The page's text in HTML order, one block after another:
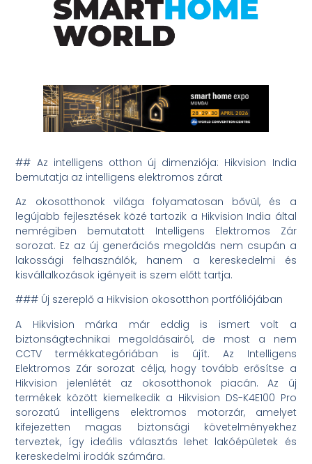
## Az intelligens otthon új dimenziója: Hikvision India
bemutatja az intelligens elektromos zárat
Az okosotthonok világa folyamatosan bővül, és a
legújabb fejlesztések közé tartozik a Hikvision India által
nemrégiben bemutatott Intelligens Elektromos Zár
sorozat. Ez az új generációs megoldás nem csupán a
lakossági felhasználók, hanem a kereskedelmi és
kisvállalkozások igényeit is szem előtt tartja.
### Új szereplő a Hikvision okosotthon portfóliójában
A Hikvision márka már eddig is ismert volt a
biztonságtechnikai megoldásairól, de most a nem
CCTV termékkategóriában is újít. Az Intelligens
Elektromos Zár sorozat célja, hogy tovább erősítse a
Hikvision jelenlétét az okosotthonok piacán. Az új
termékek között kiemelkedik a Hikvision DS-K4E100 Pro
sorozatú intelligens elektromos motorzár, amelyet
kifejezetten magas biztonsági követelményekhez
terveztek, így ideális választás lehet lakóépületek és
kereskedelmi irodák számára.